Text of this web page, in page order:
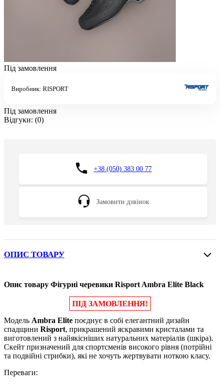
Під замовлення
Виробник: RISPORT
Під замовлення
Відгуки: (0)
+38 (050) 383 00 77
Замовити дзвінок
ОПИС ТОВАРУ
Опис товару Фігурні черевики Risport Ambra Elite Black
ПІД ЗАМОВЛЕННЯ!
Модель Ambra Elite поєднує в собі елегантний дизайн
спадщини Risport, прикрашений яскравими кристалами та
виготовлений з найякісніших натуральних матеріалів (шкіра).
Скейт призначений для спортсменів високого рівня (потрійні
та подвійні стрибки), які не хочуть жертвувати ноткою класу.
Переваги: